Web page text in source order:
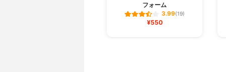
フォーム
3.99(19)
¥550